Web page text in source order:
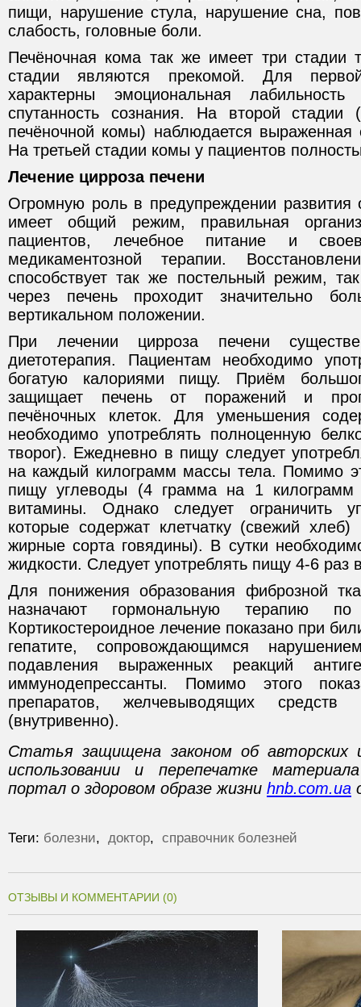
пищи, нарушение стула, нарушение сна,
слабость, головные боли.
Печёночная кома так же имеет три стадии
стадии являются прекомой. Для
характерны эмоциональная
спутанность сознания. На второй стадии
печёночной комы) наблюдается выраженная
На третьей стадии комы у пациентов
Лечение цирроза печени
Огромную роль в предупреждении развития
имеет общий режим, правильная
пациентов, лечебное питание и
медикаментозной терапии.
способствует так же постельный режим,
через печень проходит значительно
вертикальном положении.
При лечении цирроза печени
диетотерапия. Пациентам необходимо
богатую калориями пищу. Приём
защищает печень от поражений и
печёночных клеток. Для уменьшения
необходимо употреблять полноценную
творог). Ежедневно в пищу следует
на каждый килограмм массы тела. Помимо
пищу углеводы (4 грамма на 1
витамины. Однако следует ограничить
которые содержат клетчатку (свежий
жирные сорта говядины). В сутки
жидкости. Следует употреблять пищу 4-6 раз
Для понижения образования фиброзной
назначают гормональную терапию
Кортикостероидное лечение показано при
гепатите, сопровождающимся
подавления выраженных реакций
иммунодепрессанты. Помимо этого
препаратов, желчевыводящих
(внутривенно).
Статья защищена законом об авторских
использовании и перепечатке
портал о здоровом образе жизни hnb.com.ua
Теги: болезни, доктор, справочник болезней
ОТЗЫВЫ И КОММЕНТАРИИ (0)